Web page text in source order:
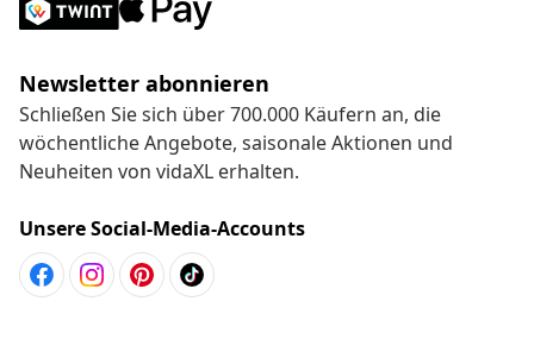
Newsletter abonnieren
Schließen Sie sich über 700.000 Käufern an, die
wöchentliche Angebote, saisonale Aktionen und
Neuheiten von vidaXL erhalten.
Unsere Social-Media-Accounts